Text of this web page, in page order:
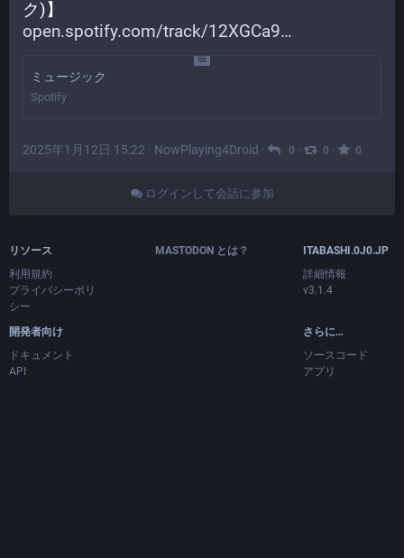
ク)】
open.spotify.com/track/12XGCa9
ミュージック
Spotify
2025年1月12日 15:22 · NowPlaying4Droid · 0 · 0 · 0
ログインして会話に参加
リソース
利用規約
プライバシーポリ
シー
開発者向け
ドキュメント
API
MASTODON とは？
ITABASHI.0J0.JP
詳細情報
v3.1.4
さらに…
ソースコード
アプリ